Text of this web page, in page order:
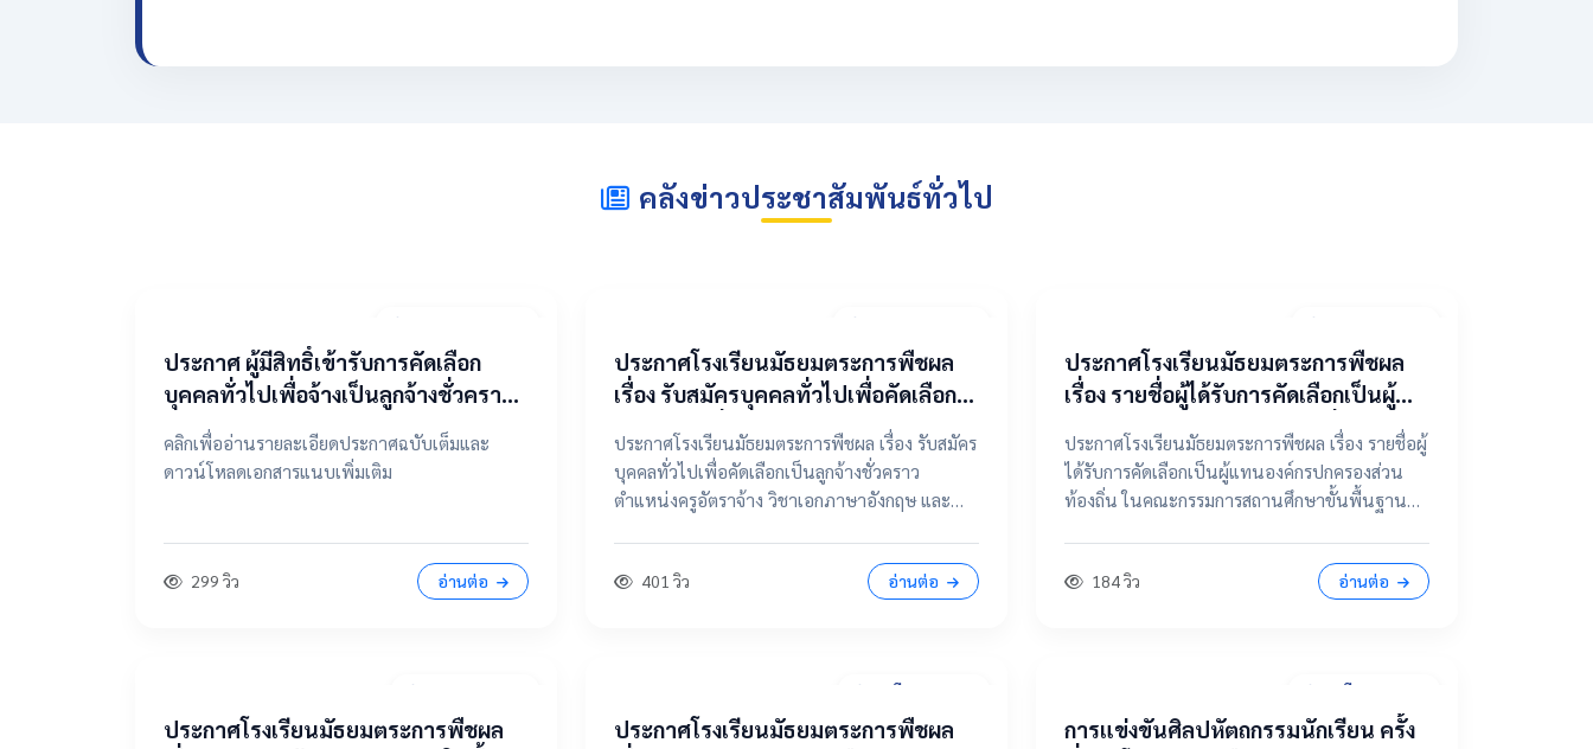
คลังข่าวประชาสัมพันธ์ทั่วไป
​ประกาศ ผู้มีสิทธิ์เข้ารับการคัดเลือก
บุคคลทั่วไปเพื่อจ้างเป็นลูกจ้างชั่วคราว
ตำแหน่งแม่บ้าน/นักการภารโรง
คลิกเพื่ออ่านรายละเอียดประกาศฉบับเต็มและ
ดาวน์โหลดเอกสารแนบเพิ่มเติม
299 วิว อ่านต่อ
ประกาศโรงเรียนมัธยมตระการพืชผล
เรื่อง รับสมัครบุคคลทั่วไปเพื่อคัดเลือก
เป็นลูกจ้างชั่วคราว ตำแหน่งครูอัตรา
จ้าง วิชาเอกภาษาอังกฤษ และ ตำแหน่ง
แม่บ้าน / นักการภารโรง
ประกาศโรงเรียนมัธยมตระการพืชผล เรื่อง รับสมัคร
บุคคลทั่วไปเพื่อคัดเลือกเป็นลูกจ้างชั่วคราว
ตำแหน่งครูอัตราจ้าง วิชาเอกภาษาอังกฤษ และ
ละเอียด / เอกสารแนบ
401 วิว อ่านต่อ
ประกาศโรงเรียนมัธยมตระการพืชผล
เรื่อง รายชื่อผู้ได้รับการคัดเลือกเป็นผู้
แทนองค์กรปกครองส่วนท้องถิ่น ในคณะ
กรรมการสถานศึกษาขั้นพื้นฐาน
ประกาศโรงเรียนมัธยมตระการพืชผล เรื่อง รายชื่อผู้
ได้รับการคัดเลือกเป็นผู้แทนองค์กรปกครองส่วน
ท้องถิ่น ในคณะกรรมการสถานศึกษาขั้นพื้นฐาน
ละเอียด / เอกสารแนบ ดูไฟล์ประกาศขนาดเต็ม
184 วิว อ่านต่อ
ประกาศโรงเรียนมัธยมตระการพืชผล
ประกาศโรงเรียนมัธยมตระการพืชผล
การแข่งขันศิลปหัตถกรรมนักเรียน ครั้ง